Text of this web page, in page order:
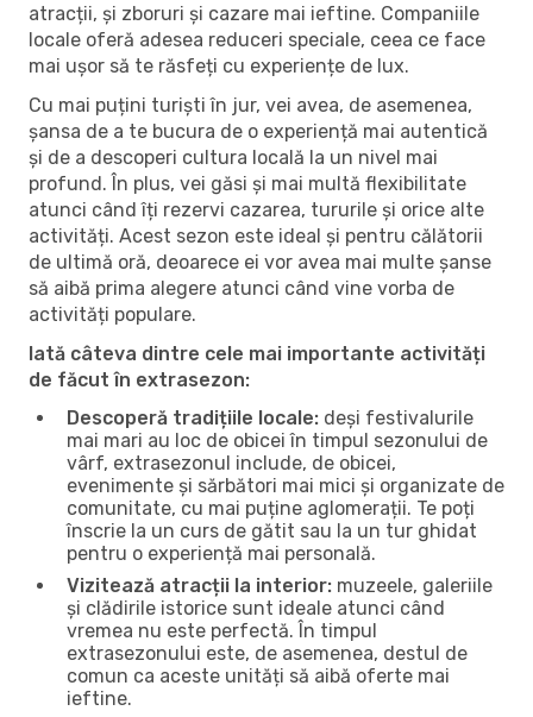
atracții, și zboruri și cazare mai ieftine. Companiile
locale oferă adesea reduceri speciale, ceea ce face
mai ușor să te răsfeți cu experiențe de lux.
Cu mai puțini turiști în jur, vei avea, de asemenea,
șansa de a te bucura de o experiență mai autentică
și de a descoperi cultura locală la un nivel mai
profund. În plus, vei găsi și mai multă flexibilitate
atunci când îți rezervi cazarea, tururile și orice alte
activități. Acest sezon este ideal și pentru călătorii
de ultimă oră, deoarece ei vor avea mai multe șanse
să aibă prima alegere atunci când vine vorba de
activități populare.
Iată câteva dintre cele mai importante activități
de făcut în extrasezon:
Descoperă tradițiile locale: deși festivalurile
mai mari au loc de obicei în timpul sezonului de
vârf, extrasezonul include, de obicei,
evenimente și sărbători mai mici și organizate de
comunitate, cu mai puține aglomerații. Te poți
înscrie la un curs de gătit sau la un tur ghidat
pentru o experiență mai personală.
Vizitează atracții la interior: muzeele, galeriile
și clădirile istorice sunt ideale atunci când
vremea nu este perfectă. În timpul
extrasezonului este, de asemenea, destul de
comun ca aceste unități să aibă oferte mai
ieftine.